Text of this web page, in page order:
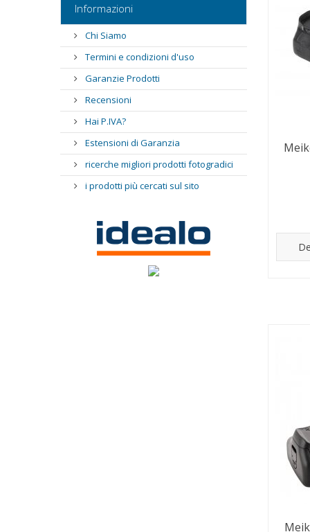
Informazioni
Chi Siamo
Termini e condizioni d'uso
Garanzie Prodotti
Recensioni
Hai P.IVA?
Estensioni di Garanzia
ricerche migliori prodotti fotogradici
i prodotti più cercati sul sito